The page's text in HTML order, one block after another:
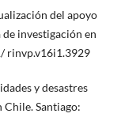
del apoyo
de investigación en
rinvp.v16i1.3929
y desastres
Santiago: